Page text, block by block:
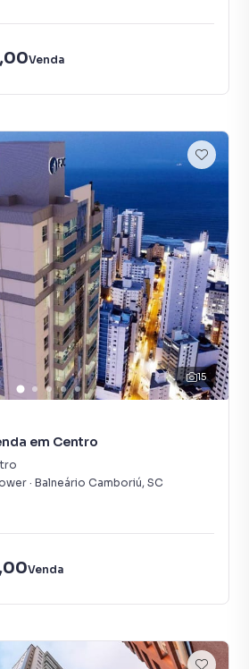
Venda
15
em Centro
· Balneário Camboriú, SC
Venda